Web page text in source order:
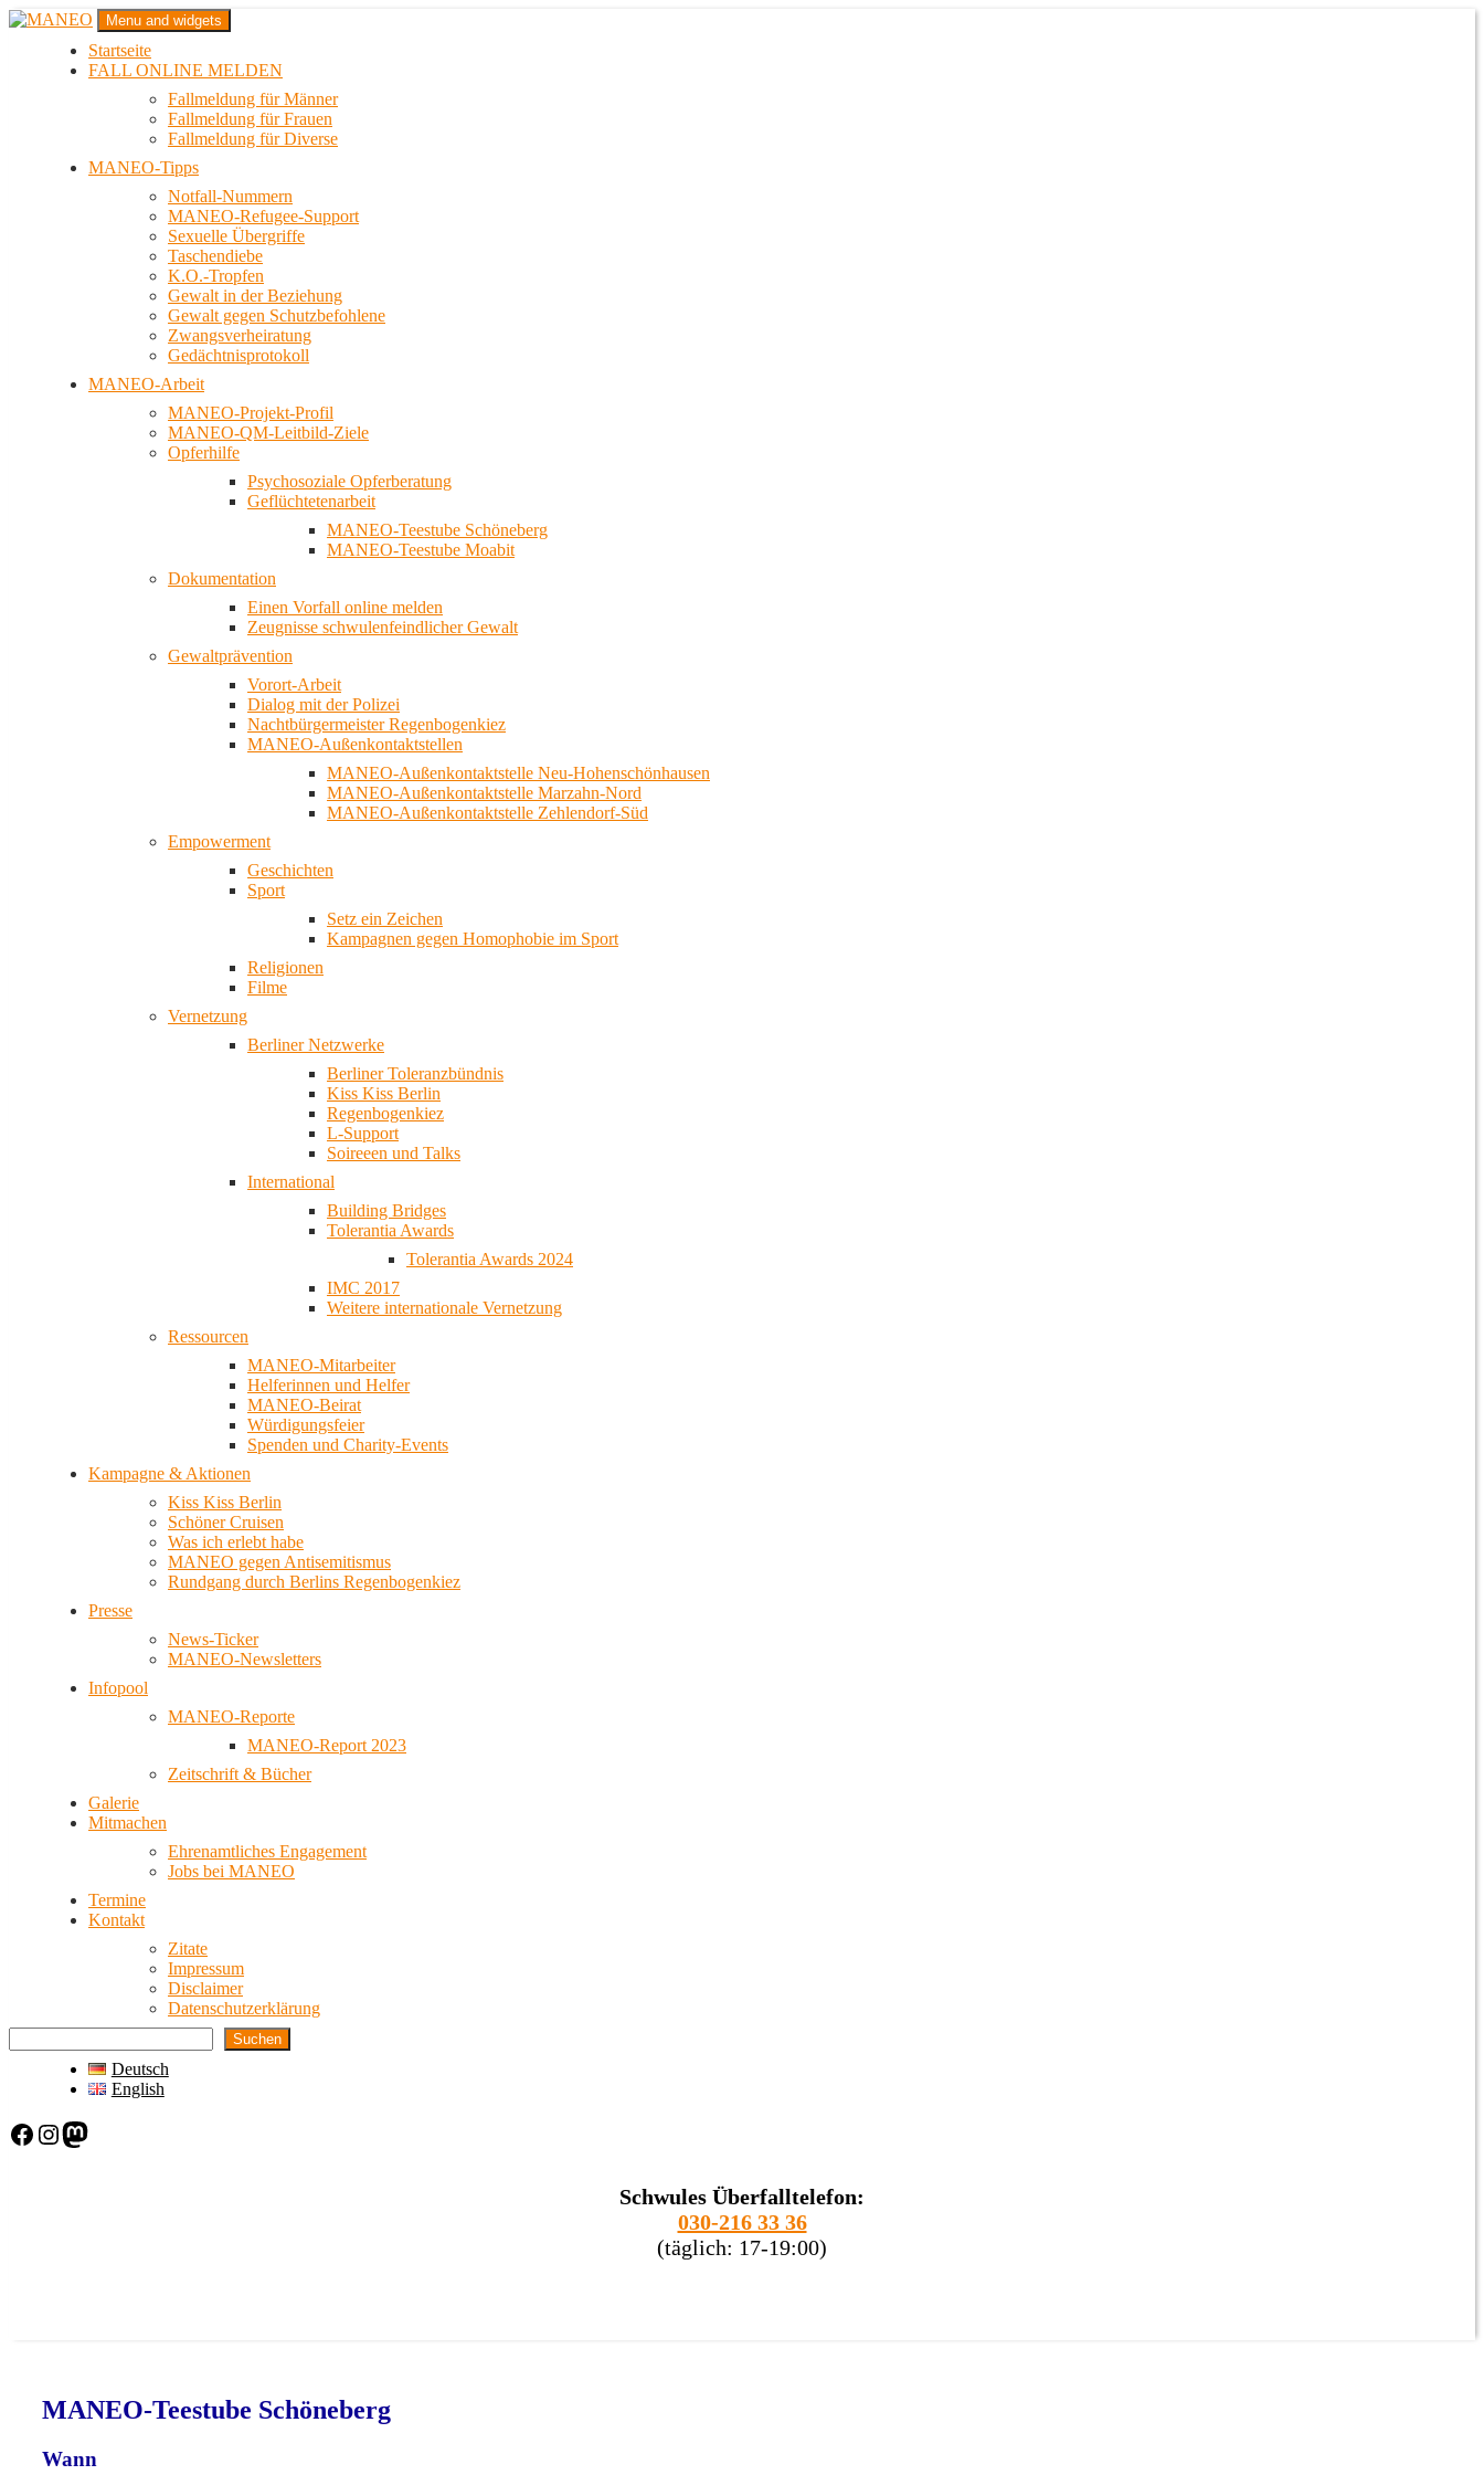
Zum
MANEO
Das schwule Anti-Gewalt-Projekt in Berlin
Menu and widgets
Startseite
FALL ONLINE MELDEN
Fallmeldung für Männer
Fallmeldung für Frauen
Fallmeldung für Diverse
MANEO-Tipps
Notfall-Nummern
MANEO-Refugee-Support
Sexuelle Übergriffe
Taschendiebe
K.O.-Tropfen
Gewalt in der Beziehung
Gewalt gegen Schutzbefohlene
Zwangsverheiratung
Gedächtnisprotokoll
MANEO-Arbeit
MANEO-Projekt-Profil
MANEO-QM-Leitbild-Ziele
Opferhilfe
Psychosoziale Opferberatung
Geflüchtetenarbeit
MANEO-Teestube Schöneberg
MANEO-Teestube Moabit
Dokumentation
Einen Vorfall online melden
Zeugnisse schwulenfeindlicher Gewalt
Gewaltprävention
Vorort-Arbeit
Dialog mit der Polizei
Nachtbürgermeister Regenbogenkiez
MANEO-Außenkontaktstellen
MANEO-Außenkontaktstelle Neu-Hohenschönhausen
MANEO-Außenkontaktstelle Marzahn-Nord
MANEO-Außenkontaktstelle Zehlendorf-Süd
Empowerment
Geschichten
Sport
Setz ein Zeichen
Kampagnen gegen Homophobie im Sport
Religionen
Filme
Vernetzung
Berliner Netzwerke
Berliner Toleranzbündnis
Kiss Kiss Berlin
Regenbogenkiez
L-Support
Soireeen und Talks
International
Building Bridges
Tolerantia Awards
Tolerantia Awards 2024
IMC 2017
Weitere internationale Vernetzung
Ressourcen
MANEO-Mitarbeiter
Helferinnen und Helfer
MANEO-Beirat
Würdigungsfeier
Spenden und Charity-Events
Kampagne & Aktionen
Kiss Kiss Berlin
Schöner Cruisen
Was ich erlebt habe
MANEO gegen Antisemitismus
Rundgang durch Berlins Regenbogenkiez
Presse
News-Ticker
MANEO-Newsletters
Infopool
MANEO-Reporte
MANEO-Report 2023
Zeitschrift & Bücher
Galerie
Mitmachen
Ehrenamtliches Engagement
Jobs bei MANEO
Termine
Kontakt
Zitate
Impressum
Disclaimer
Datenschutzerklärung
Suchen
Deutsch
English
Facebook Instagram Mastodon
Schwules Überfalltelefon:
030-216 33 36
(täglich: 17-19:00)
MANEO-Teestube Schöneberg
Wann